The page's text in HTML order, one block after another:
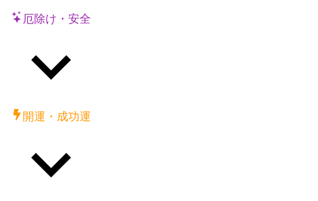
厄除け・安全
開運・成功運